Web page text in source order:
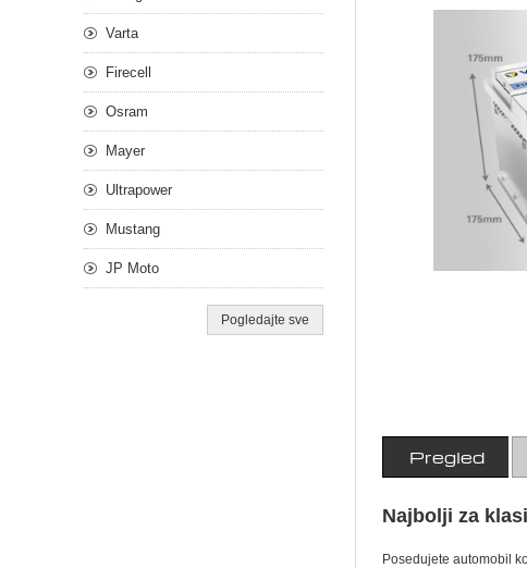
Pregled
Najbolji za
Posedujete automobil
Varta
Firecell
Osram
Mayer
Ultrapower
Mustang
JP Moto
Pogledajte sve